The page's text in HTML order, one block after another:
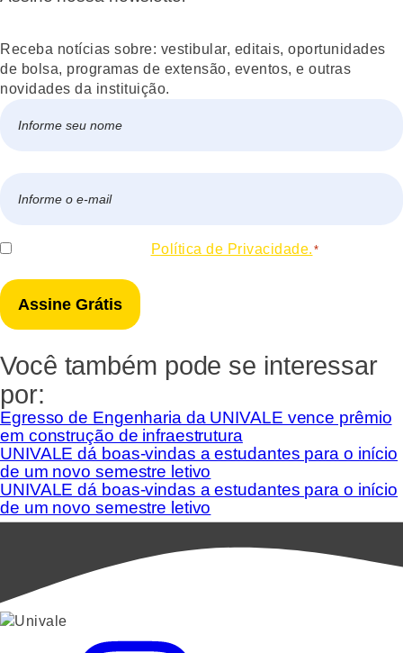
Receba notícias sobre: vestibular, editais, oportunidades
de bolsa, programas de extensão, eventos, e outras
novidades da instituição.
mail
Consentir Política de Privacidade. *
Você também pode se interessar
por:
Egresso de Engenharia da UNIVALE vence prêmio
em construção de infraestrutura
UNIVALE dá boas-vindas a estudantes para o início
de um novo semestre letivo
UNIVALE dá boas-vindas a estudantes para o início
de um novo semestre letivo